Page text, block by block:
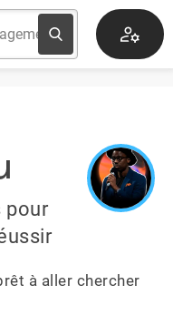
pour
à aller chercher